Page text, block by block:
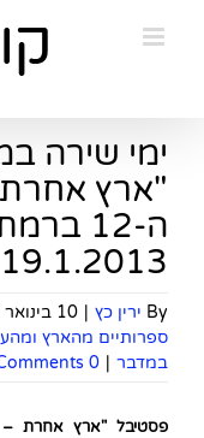
ימי שירה
"ארץ
19.1.2013
By ירין כץ | 10 בינואר 2013
ספרותיים מהארץ
במדבר |
0 Comments